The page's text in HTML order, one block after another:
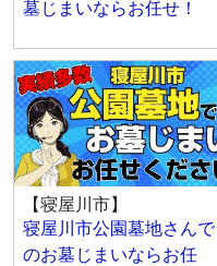
墓じまいならお任せ！
【寝屋川市】
寝屋川市公園墓地さんで
のお墓じまいならお任